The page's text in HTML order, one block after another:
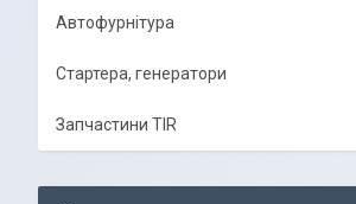
Автофурнітура
Стартера, генератори
Запчастини TIR